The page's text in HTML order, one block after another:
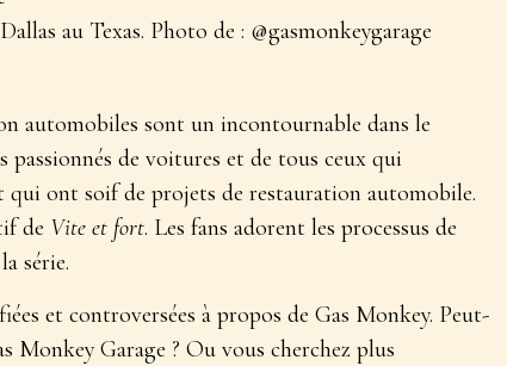
au Texas. Photo de : @gasmonkeygarage
automobiles sont un incontournable dans le
passionnés de voitures et de tous ceux qui
qui ont soif de projets de restauration automobile.
de Vite et fort. Les fans adorent les processus de
série.
et controversées à propos de Gas Monkey. Peut-
Monkey Garage ? Ou vous cherchez plus